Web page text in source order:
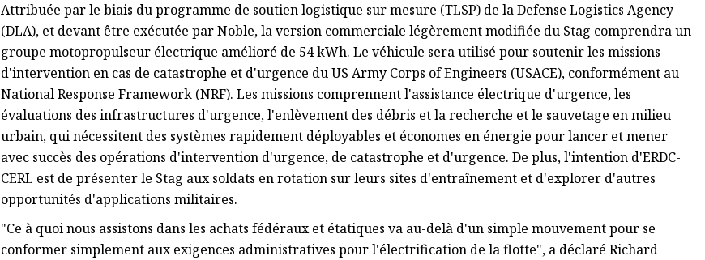
Attribuée par le biais du programme de soutien logistique sur mesure (TLSP) de la Defense Logistics Agency
(DLA), et devant être exécutée par Noble, la version commerciale légèrement modifiée du Stag comprendra un
groupe motopropulseur électrique amélioré de 54 kWh. Le véhicule sera utilisé pour soutenir les missions
d'intervention en cas de catastrophe et d'urgence du US Army Corps of Engineers (USACE), conformément au
National Response Framework (NRF). Les missions comprennent l'assistance électrique d'urgence, les
évaluations des infrastructures d'urgence, l'enlèvement des débris et la recherche et le sauvetage en milieu
urbain, qui nécessitent des systèmes rapidement déployables et économes en énergie pour lancer et mener
avec succès des opérations d'intervention d'urgence, de catastrophe et d'urgence. De plus, l'intention d'ERDC-
CERL est de présenter le Stag aux soldats en rotation sur leurs sites d'entraînement et d'explorer d'autres
opportunités d'applications militaires.
"Ce à quoi nous assistons dans les achats fédéraux et étatiques va au-delà d'un simple mouvement pour se
conformer simplement aux exigences administratives pour l'électrification de la flotte", a déclaré Richard